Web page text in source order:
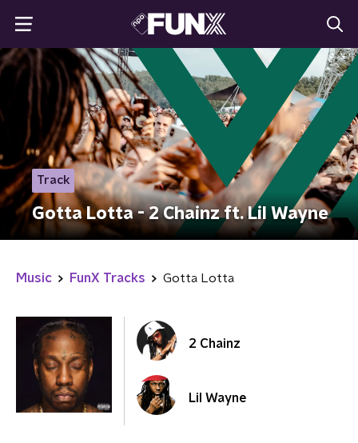
Track
Gotta Lotta - 2 Chainz ft. Lil Wayne
Music FunX Tracks Gotta Lotta
2 Chainz
Lil Wayne